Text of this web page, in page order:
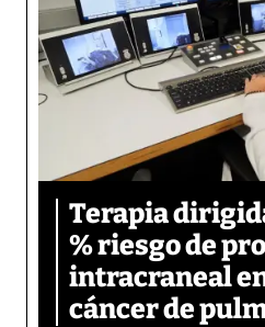
Terapia
% riesgo de
intracraneal
cáncer de